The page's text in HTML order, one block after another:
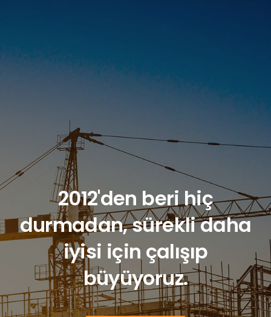
2012'den beri hiç
durmadan, sürekli daha
iyisi için çalışıp
büyüyoruz.